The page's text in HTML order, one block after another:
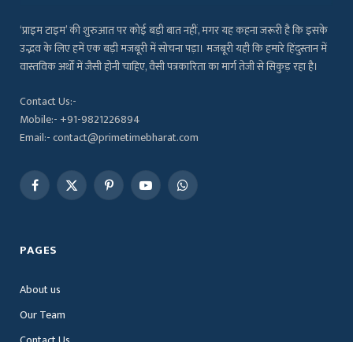
‘प्राइम टाइम’ की शुरुआत पर कोई बड़ी बात नहीं, मगर यह कहना जरूरी है कि इसके
उद्भव के लिए हमें एक बड़ी मजबूरी में सोचना पड़ा। मजबूरी यही कि हमारे हिंदुस्तान में
वास्तविक अर्थों में जैसी होनी चाहिए, वैसी पत्रकारिता का मार्ग तेजी से सिकुड़ रहा है।
Contact Us:-
Mobile:- +91-9821226894
Email:- contact@primetimebharat.com
Facebook
X
PinterestYouTubeWhatsApp
PAGES
About us
Our Team